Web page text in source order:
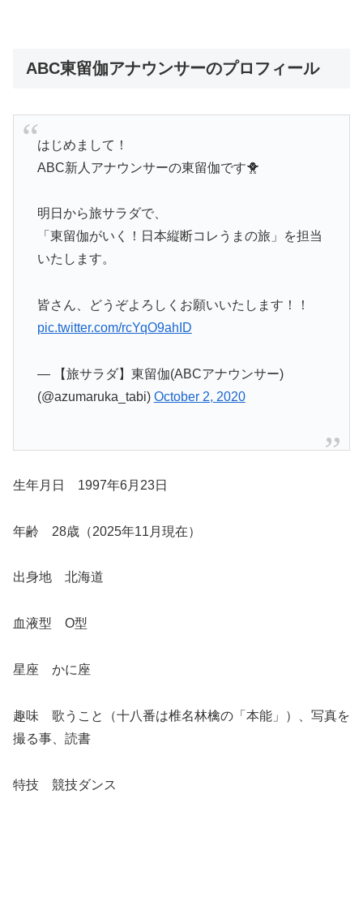
ABC東留伽アナウンサーのプロフィール
はじめまして！
ABC新人アナウンサーの東留伽です🐥
明日から旅サラダで、
「東留伽がいく！日本縦断コレうまの旅」を担当
いたします。
皆さん、どうぞよろしくお願いいたします！！
pic.twitter.com/rcYqO9ahID
— 【旅サラダ】東留伽(ABCアナウンサー)
(@azumaruka_tabi) October 2, 2020
生年月日 1997年6月23日
年齢 28歳（2025年11月現在）
出身地 北海道
血液型 O型
星座 かに座
趣味 歌うこと（十八番は椎名林檎の「本能」）、写真を
撮る事、読書
特技 競技ダンス